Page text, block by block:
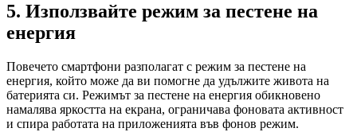
5. Използвайте режим за пестене на
енергия
Повечето смартфони разполагат с режим за пестене на
енергия, който може да ви помогне да удължите живота на
батерията си. Режимът за пестене на енергия обикновено
намалява яркостта на екрана, ограничава фоновата активност
и спира работата на приложенията във фонов режим.